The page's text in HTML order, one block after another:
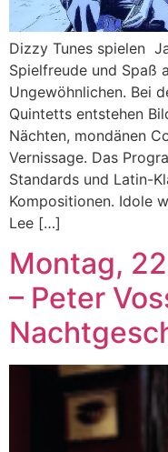
Dizzy Tunes spielen
Spielfreude und Spaß
Ungewöhnlichen. Bei
Quintetts entstehen
Nächten, mondänen
Vernissage. Das
Standards und Latin-
Kompositionen. Idole
Lee […]
Montag,
– Peter